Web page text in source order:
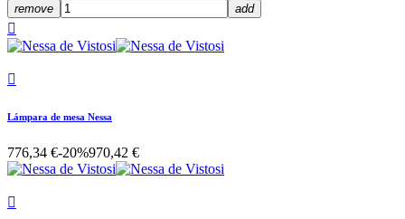
remove add


Lámpara de mesa Nessa
776,34 €-20%970,42 €
